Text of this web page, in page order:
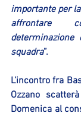
importante per
affrontare
squadra”.
L’incontro fra
Ozzano
Domenica al